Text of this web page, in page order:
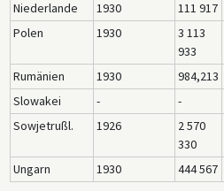
Niederlande
1930 111 917
Polen
1930
3 113
933
Rumänien 1930 984,213
Slowakei
- -
Sowjetrußl.
1926
2 570
330
Ungarn 1930 444 567